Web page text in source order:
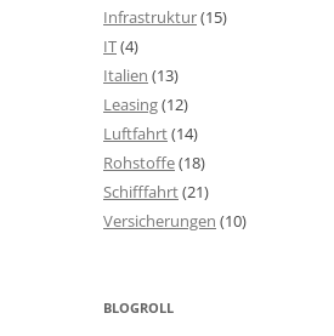
Infrastruktur(15)
IT(4)
Italien (13)
Leasing(12)
Luftfahrt(14)
Rohstoffe(18)
Schifffahrt(21)
Versicherungen (10)
BLOGROLL